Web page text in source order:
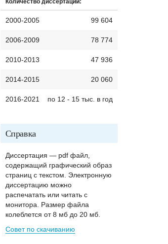
Количество диссертаций:
2000-2005 99 604
2006-2009 78 774
2010-2013 47 936
2014-2015 20 060
2016-2021 по 12 - 15 тыс. в год
Справка
Диссертация — pdf файл,
содержащий графический образ
страниц с текстом. Электронную
диссертацию можно
распечатать или читать с
монитора. Размер файла
колеблется от 8 мб до 20 мб.
Совет по скачиванию